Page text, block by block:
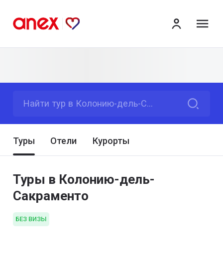
Найти тур в Колонию-дель-Сакраменто
Туры Отели Курорты
Туры в Колонию-дель-
Сакраменто
БЕЗ ВИЗЫ